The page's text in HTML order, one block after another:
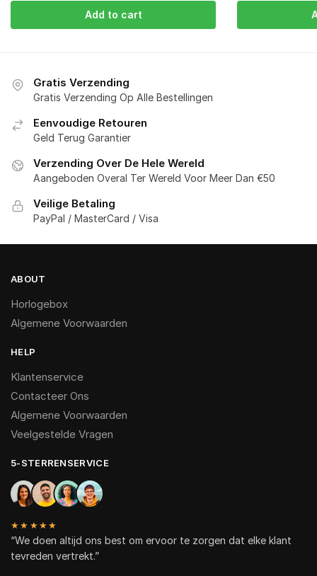
Add to cart
Gratis Verzending
Gratis Verzending Op Alle Bestellingen
Eenvoudige Retouren
Geld Terug Garantier
Verzending Over De Hele Wereld
Aangeboden Overal Ter Wereld Voor Meer Dan €50
Veilige Betaling
PayPal / MasterCard / Visa
ABOUT
Horlogebox
Algemene Voorwaarden
HELP
Klantenservice
Contacteer Ons
Algemene Voorwaarden
Veelgestelde Vragen
5-STERRENSERVICE
★★★★★
“We doen altijd ons best om ervoor te zorgen dat elke klant
tevreden vertrekt.”